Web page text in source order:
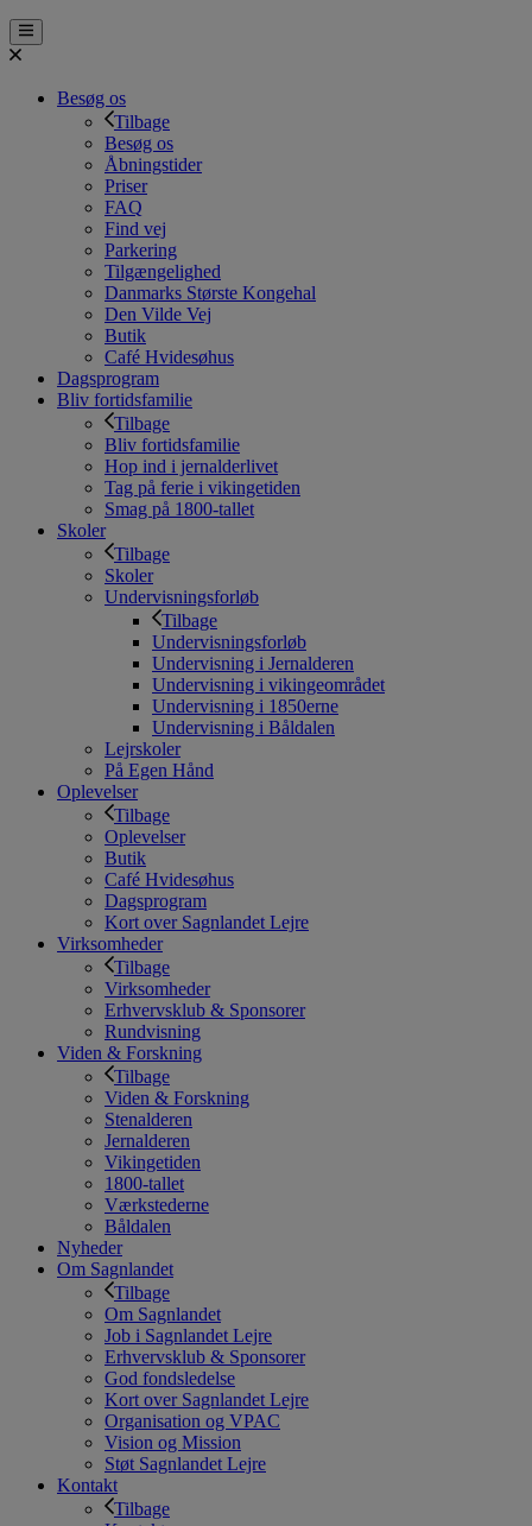
Besøg os
Tilbage
Besøg os
Åbningstider
Priser
FAQ
Find vej
Parkering
Tilgængelighed
Danmarks Største Kongehal
Den Vilde Vej
Butik
Café Hvidesøhus
Dagsprogram
Bliv fortidsfamilie
Tilbage
Bliv fortidsfamilie
Hop ind i jernalderlivet
Tag på ferie i vikingetiden
Smag på 1800-tallet
Skoler
Tilbage
Skoler
Undervisningsforløb
Tilbage
Undervisningsforløb
Undervisning i Jernalderen
Undervisning i vikingeområdet
Undervisning i 1850erne
Undervisning i Båldalen
Lejrskoler
På Egen Hånd
Oplevelser
Tilbage
Oplevelser
Butik
Café Hvidesøhus
Dagsprogram
Kort over Sagnlandet Lejre
Virksomheder
Tilbage
Virksomheder
Erhvervsklub & Sponsorer
Rundvisning
Viden & Forskning
Tilbage
Viden & Forskning
Stenalderen
Jernalderen
Vikingetiden
1800-tallet
Værkstederne
Båldalen
Nyheder
Om Sagnlandet
Tilbage
Om Sagnlandet
Job i Sagnlandet Lejre
Erhvervsklub & Sponsorer
God fondsledelse
Kort over Sagnlandet Lejre
Organisation og VPAC
Vision og Mission
Støt Sagnlandet Lejre
Kontakt
Tilbage